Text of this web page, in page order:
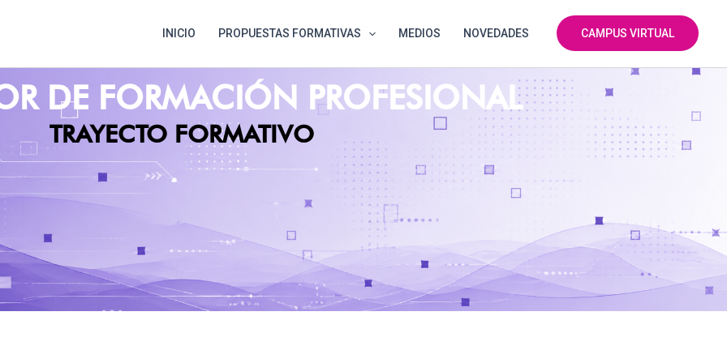
INICIO PROPUESTAS FORMATIVAS MEDIOS NOVEDADES CAMPUS VIRTUAL
DE FORMACIÓN PROFESIONAL
TRAYECTO FORMATIVO